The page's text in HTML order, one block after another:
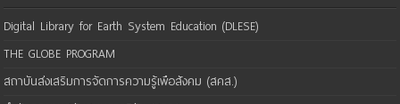
Digital Library for Earth System Education (DLESE)
THE GLOBE PROGRAM
สถาบันส่งเสริมการจัดการความรู้เพือสังคม (สคส.)